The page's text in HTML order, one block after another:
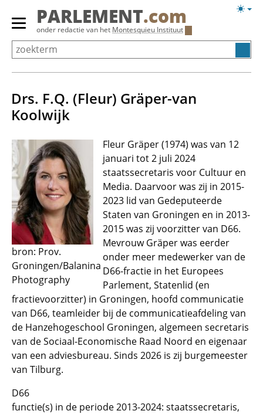
Overslaan
Primair
menu
tonen/verbergen
PARLEMENT.com
onder redactie van het Montesquieu Instituut
Drs. F.Q. (Fleur) Gräper-van
Koolwijk
bron: Prov.
Groningen/Balanina
Photography
Fleur Gräper (1974) was van 12
januari tot 2 juli 2024
staatssecretaris voor Cultuur en
Media. Daarvoor was zij in 2015-
2023 lid van Gedeputeerde
Staten van Groningen en in 2013-
2015 was zij voorzitter van D66.
Mevrouw Gräper was eerder
onder meer medewerker van de
D66-fractie in het Europees
Parlement, Statenlid (en
fractievoorzitter) in Groningen, hoofd communicatie
van D66, teamleider bij de communicatieafdeling van
de Hanzehogeschool Groningen, algemeen secretaris
van de Sociaal-Economische Raad Noord en eigenaar
van een adviesbureau. Sinds 2026 is zij burgemeester
van Tilburg.
D66
functie(s) in de periode 2013-2024: staatssecretaris,